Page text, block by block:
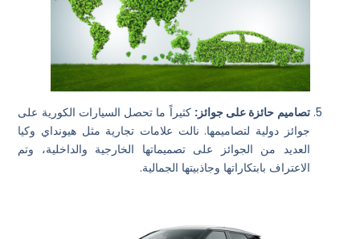
تصاميم حائزة على جوائز: كثيراً ما تحصل السيارات الكورية على
جوائز دولية لتصاميمها. نالت علامات تجارية مثل هيونداي وكيا
العديد من الجوائز على تصميماتها الخارجية والداخلية، وتم
الاعتراف بابتكاراتها وجاذبيتها الجمالية.